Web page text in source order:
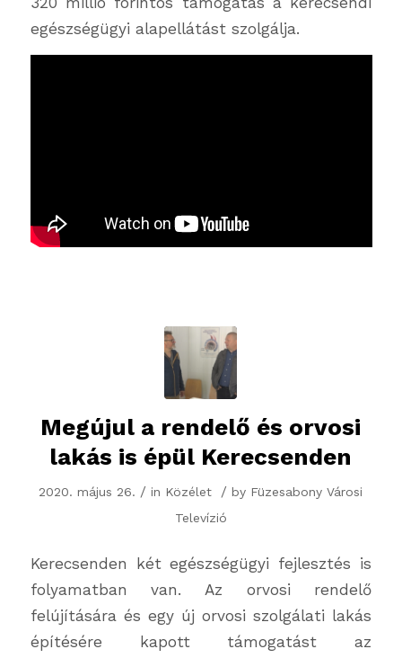
egészségügyi alapellátást szolgálja.
Megújul a rendelő és orvosi
lakás is épül Kerecsenden
2020. május 26. / in Közélet / by Füzesabony Városi
Televízió
Kerecsenden két egészségügyi fejlesztés is
folyamatban van. Az orvosi rendelő
felújítására és egy új orvosi szolgálati lakás
építésére kapott támogatást az